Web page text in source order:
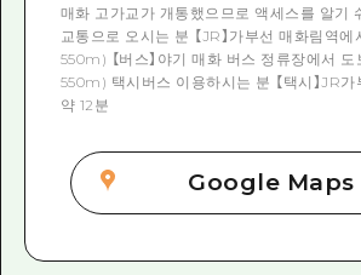
매화 고가교가 개통했으므로 액세스를 알기
교통으로 오시는 분 【JR】가부선 매화림역
550m) 【버스】야기 매화 버스 정류장에서
550m) 택시버스 이용하시는 분 【택시】JR
약 12분
Google Maps